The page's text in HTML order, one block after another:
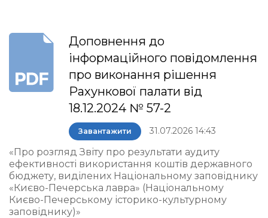
Доповнення до
інформаційного повідомлення
про виконання рішення
Рахункової палати від
18.12.2024 № 57-2
Завантажити 31.07.2026 14:43
«Про розгляд Звіту про результати аудиту
ефективності використання коштів державного
бюджету, виділених Національному заповіднику
«Києво-Печерська лавра» (Національному
Києво-Печерському історико-культурному
заповіднику)»